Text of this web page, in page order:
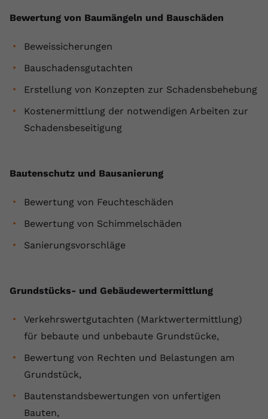
Bewertung von Baumängeln und Bauschäden
Beweissicherungen
Bauschadensgutachten
Erstellung von Konzepten zur Schadensbehebung
Kostenermittlung der notwendigen Arbeiten zur
Schadensbeseitigung
Bautenschutz und Bausanierung
Bewertung von Feuchteschäden
Bewertung von Schimmelschäden
Sanierungsvorschläge
Grundstücks- und Gebäudewertermittlung
Verkehrswertgutachten (Marktwertermittlung)
für bebaute und unbebaute Grundstücke,
Bewertung von Rechten und Belastungen am
Grundstück,
Bautenstandsbewertungen von unfertigen
Bauten,
Zweck
speichern, der eingebettete YouTube-
Name yt.innertube::requests
youtube.com
Laufzeit Session
Zweck
Daten darüber zu speichern, welche
gesehen hat.
Laufzeit Session
Zweck
Dieser von YouTube gesetzte Cookie
Daten darüber zu speichern, welche
Videos von YouTube der Nutzer